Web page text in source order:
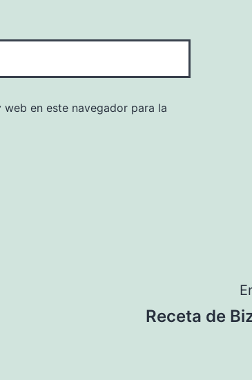
en este navegador para la
Receta de